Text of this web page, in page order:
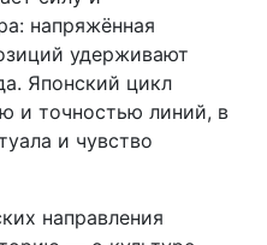
напряжённая
удерживают
Японский цикл
и точностью линий, в
и чувство
направления